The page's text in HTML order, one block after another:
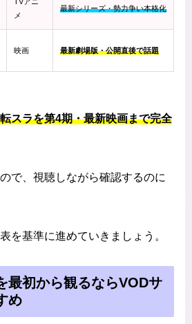
TVアニ
メ
最新シリーズ・勢力争い本格化
映画 最新劇場版・公開直後で話題
スラを第4期・最新映画まで完全
で、視聴しながら確認するのに
を基準に進めていきましょう。
最初から観るならVODサ
め